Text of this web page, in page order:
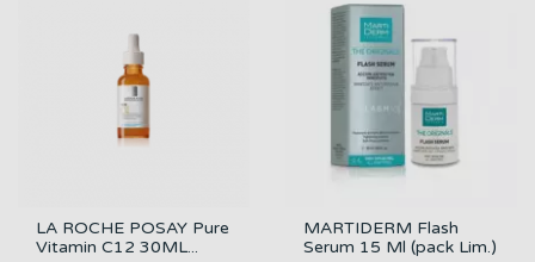
LA ROCHE POSAY Pure
Vitamin C12 30ML...
MARTIDERM Flash
Serum 15 Ml (pack Lim.)